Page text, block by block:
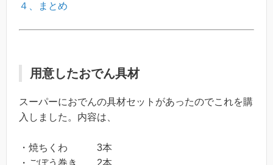
４、まとめ
用意したおでん具材
スーパーにおでんの具材セットがあったのでこれを購
入しました。内容は、
・焼ちくわ 3本